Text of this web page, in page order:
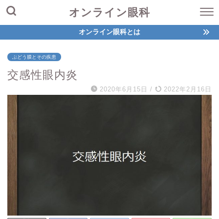
オンライン眼科
オンライン眼科とは
ぶどう膜とその疾患
交感性眼内炎
2020年6月15日 / 2022年2月16日